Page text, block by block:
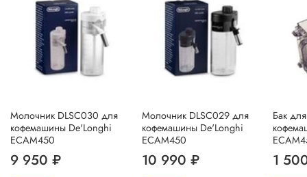
Молочник DLSC030 для
кофемашины De'Longhi
ECAM450
9 950 ₽
Молочник DLSC029 для
кофемашины De'Longhi
ECAM450
10 990 ₽
Бак
1